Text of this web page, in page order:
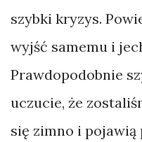
szybki kryzys.
wyjść samemu i
Prawdopodobnie
uczucie, że
się zimno i pojawią